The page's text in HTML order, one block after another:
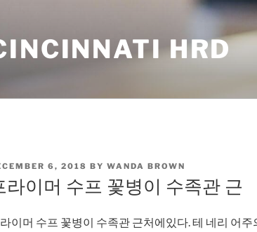
HRD
6, 2018 BY WANDA BROWN
라이머 수프 꽃병이 수족관 근
이머 수프 꽃병이 수족관 근처에있다. 테 네리 어주